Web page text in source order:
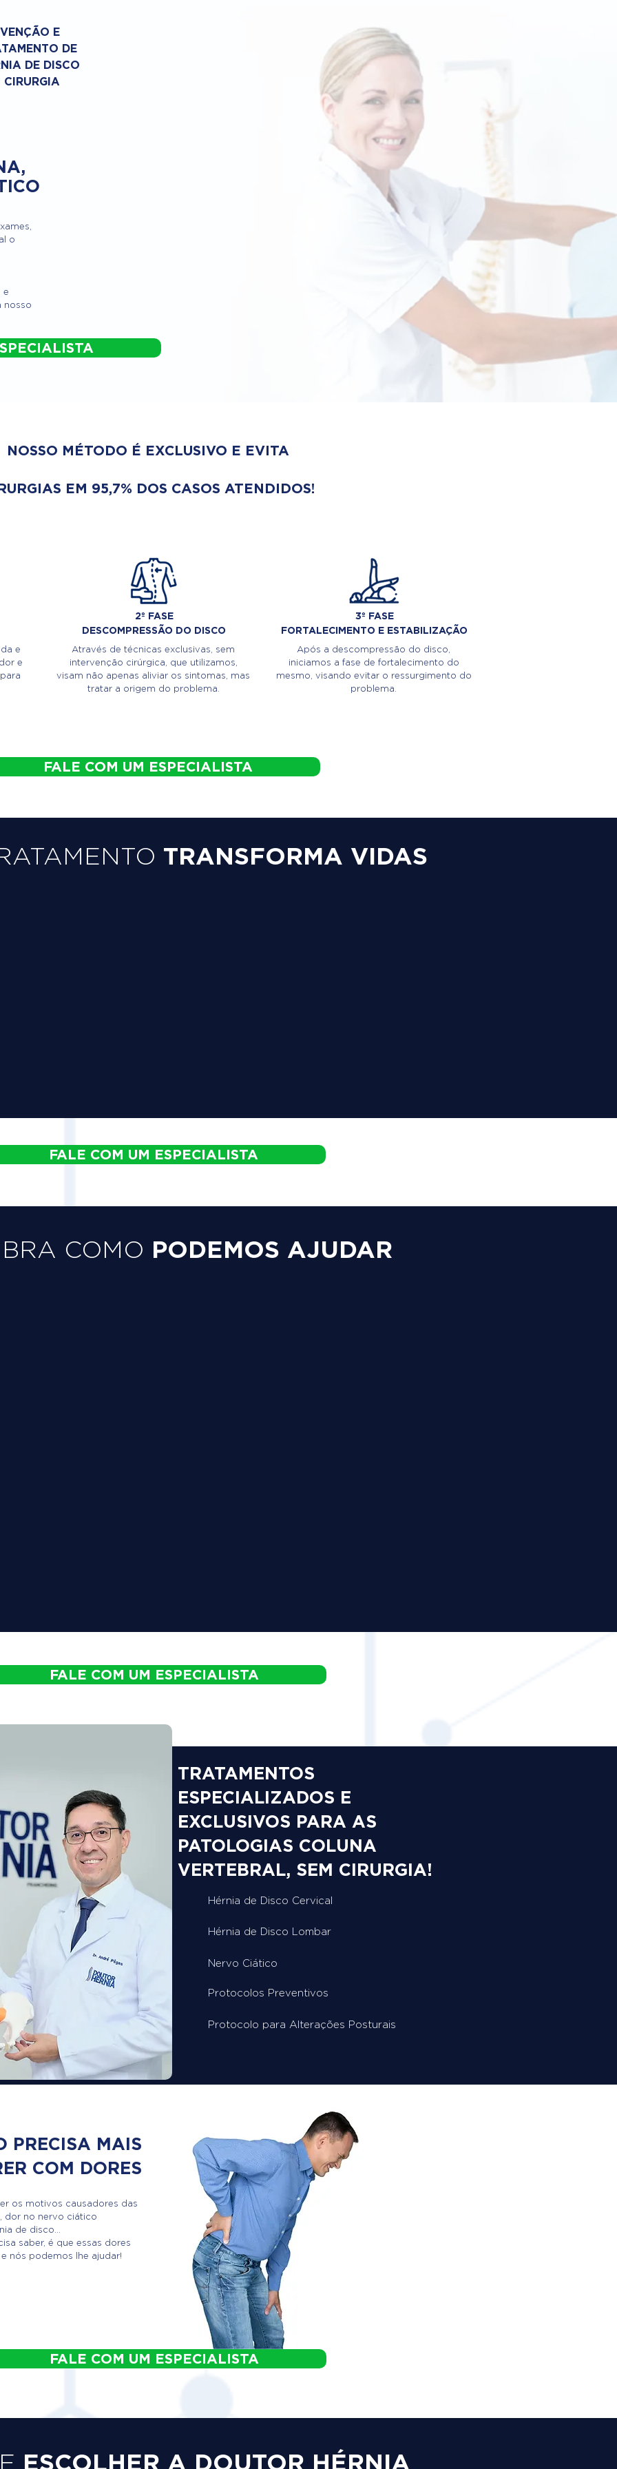
E
DE
DE DISCO
CIRURGIA
o
e
nosso
NOSSO MÉTODO É EXCLUSIVO E EVITA
EM 95,7% DOS CASOS ATENDIDOS!
e
e
2º FASE
DESCOMPRESSÃO DO DISCO
Através de técnicas exclusivas, sem
intervenção cirúrgica, que utilizamos,
visam não apenas aliviar os sintomas, mas
tratar a origem do problema.
3º FASE
FORTALECIMENTO E ESTABILIZAÇÃO
Após a descompressão do disco,
iniciamos a fase de fortalecimento do
mesmo, visando evitar o ressurgimento do
problema.
FALE COM UM ESPECIALISTA
TRANSFORMA VIDAS
FALE COM UM ESPECIALISTA
COMO PODEMOS AJUDAR
FALE COM UM ESPECIALISTA
PRECISA MAIS
COM DORES
TRATAMENTOS
ESPECIALIZADOS E
EXCLUSIVOS PARA AS
PATOLOGIAS COLUNA
VERTEBRAL, SEM CIRURGIA!
Hérnia de Disco Cervical
Hérnia de Disco Lombar
Nervo Ciático
Protocolos Preventivos
Protocolo para Alterações Posturais
os motivos causadores das
dor no nervo ciático
de disco...
saber, é que essas dores
nós podemos lhe ajudar!
FALE COM UM ESPECIALISTA
ESCOLHER A DOUTOR HÉRNIA